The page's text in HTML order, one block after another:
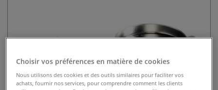
Choisir vos préférences en matière de cookies
Nous utilisons des cookies et des outils similaires pour faciliter vos
achats, fournir nos services, pour comprendre comment les clients